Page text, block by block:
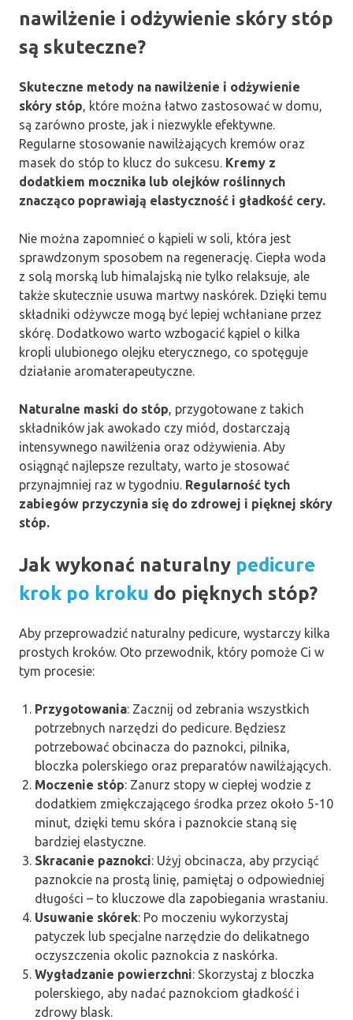
nawilżenie i odżywienie skóry stóp
są skuteczne?
Skuteczne metody na nawilżenie i odżywienie
skóry stóp, które można łatwo zastosować w domu,
są zarówno proste, jak i niezwykle efektywne.
Regularne stosowanie nawilżających kremów oraz
masek do stóp to klucz do sukcesu. Kremy z
dodatkiem mocznika lub olejków roślinnych
znacząco poprawiają elastyczność i gładkość cery.
Nie można zapomnieć o kąpieli w soli, która jest
sprawdzonym sposobem na regenerację. Ciepła woda
z solą morską lub himalajską nie tylko relaksuje, ale
także skutecznie usuwa martwy naskórek. Dzięki temu
składniki odżywcze mogą być lepiej wchłaniane przez
skórę. Dodatkowo warto wzbogacić kąpiel o kilka
kropli ulubionego olejku eterycznego, co spotęguje
działanie aromaterapeutyczne.
Naturalne maski do stóp, przygotowane z takich
składników jak awokado czy miód, dostarczają
intensywnego nawilżenia oraz odżywienia. Aby
osiągnąć najlepsze rezultaty, warto je stosować
przynajmniej raz w tygodniu. Regularność tych
zabiegów przyczynia się do zdrowej i pięknej skóry
stóp.
Jak wykonać naturalny pedicure
krok po kroku do pięknych stóp?
Aby przeprowadzić naturalny pedicure, wystarczy kilka
prostych kroków. Oto przewodnik, który pomoże Ci w
tym procesie:
Przygotowania: Zacznij od zebrania wszystkich
potrzebnych narzędzi do pedicure. Będziesz
potrzebować obcinacza do paznokci, pilnika,
bloczka polerskiego oraz preparatów nawilżających.
Moczenie stóp: Zanurz stopy w ciepłej wodzie z
dodatkiem zmiękczającego środka przez około 5-10
minut, dzięki temu skóra i paznokcie staną się
bardziej elastyczne.
Skracanie paznokci: Użyj obcinacza, aby przyciąć
paznokcie na prostą linię, pamiętaj o odpowiedniej
długości – to kluczowe dla zapobiegania wrastaniu.
Usuwanie skórek: Po moczeniu wykorzystaj
patyczek lub specjalne narzędzie do delikatnego
oczyszczenia okolic paznokcia z naskórka.
Wygładzanie powierzchni: Skorzystaj z bloczka
polerskiego, aby nadać paznokciom gładkość i
zdrowy blask.